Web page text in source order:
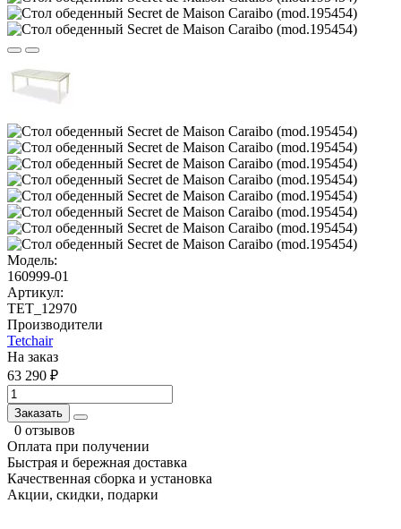
Модель:
160999-01
Артикул:
TET_12970
Производители
Tetchair
На заказ
63 290 ₽
Заказать
0 отзывов
Оплата при получении
Быстрая и бережная доставка
Качественная сборка и установка
Акции, скидки, подарки